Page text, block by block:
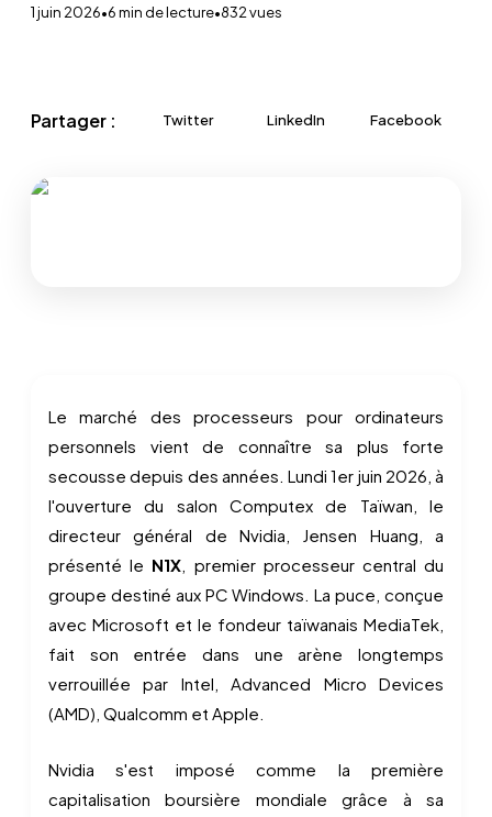
1 juin 2026•6min de lecture•832vues
Partager : Twitter LinkedIn Facebook
Le marché des processeurs pour ordinateurs
personnels vient de connaître sa plus forte
secousse depuis des années. Lundi 1er juin 2026, à
l'ouverture du salon Computex de Taïwan, le
directeur général de Nvidia, Jensen Huang, a
présenté le N1X, premier processeur central du
groupe destiné aux PC Windows. La puce, conçue
avec Microsoft et le fondeur taïwanais MediaTek,
fait son entrée dans une arène longtemps
verrouillée par Intel, Advanced Micro Devices
(AMD), Qualcomm et Apple.
Nvidia s'est imposé comme la première
capitalisation boursière mondiale grâce à sa